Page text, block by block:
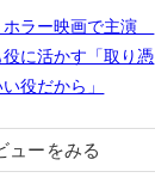
ホラー映画で主演
に活かす「取り憑
役だから」
ューをみる